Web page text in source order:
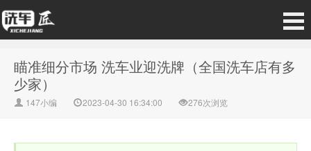
瞄准细分市场 洗车业迎洗牌（全国洗车店有多
少家）
147小编 2023-04-30 16:34:00 276次浏览